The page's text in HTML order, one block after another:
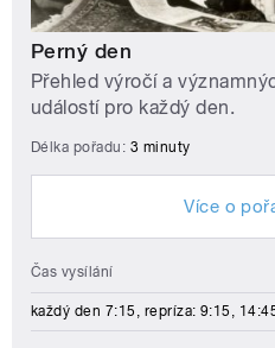
Perný den
Přehled výročí a
událostí pro každý den.
Délka pořadu: 3 minuty
Více o
Čas vysílání
každý den 7:15, repríza: 9:15,